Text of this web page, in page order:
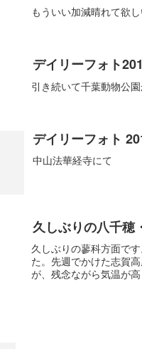
もういい加減晴れて欲
デイリーフォト
引き続いて千葉動物公園
デイリーフォト
中山法華経寺にて
久しぶりの八千穂
久しぶりの蓼科方面で
た。先週でかけた志賀
が、残念ながら気温が